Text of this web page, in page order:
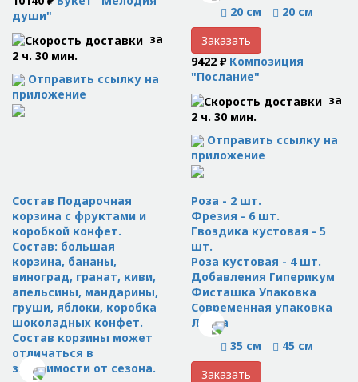
души"
за
2 ч. 30 мин.
Отправить ссылку на
приложение
20 см
20 см
Заказать
9422 ₽ Композиция
"Послание"
за
2 ч. 30 мин.
Отправить ссылку на
приложение
Состав Подарочная
корзина с фруктами и
коробкой конфет.
Состав: большая
корзина, бананы,
виноград, гранат, киви,
апельсины, мандарины,
груши, яблоки, коробка
шоколадных конфет.
Состав корзины может
отличаться в
зависимости от сезона.
Роза - 2 шт.
Фрезия - 6 шт.
Гвоздика кустовая - 5
шт.
Роза кустовая - 4 шт.
Добавления Гиперикум
Фисташка Упаковка
Современная упаковка
Лента
35 см
45 см
Заказать